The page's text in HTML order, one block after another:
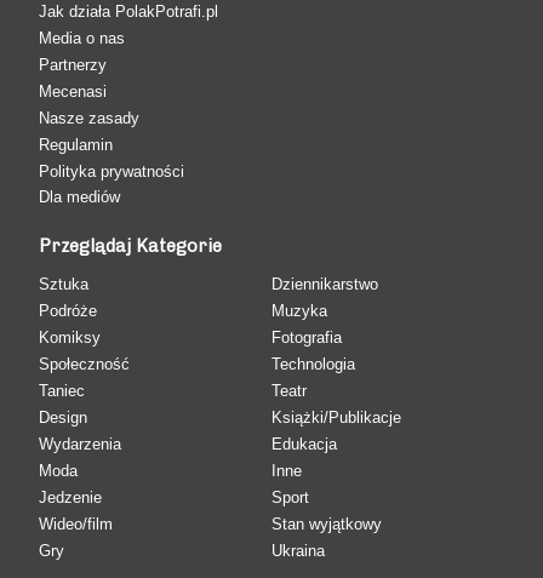
Jak działa PolakPotrafi.pl
Media o nas
Partnerzy
Mecenasi
Nasze zasady
Regulamin
Polityka prywatności
Dla mediów
Przeglądaj Kategorie
Sztuka
Podróże
Komiksy
Społeczność
Taniec
Design
Wydarzenia
Moda
Jedzenie
Wideo/film
Gry
Dziennikarstwo
Muzyka
Fotografia
Technologia
Teatr
Książki/Publikacje
Edukacja
Inne
Sport
Stan wyjątkowy
Ukraina